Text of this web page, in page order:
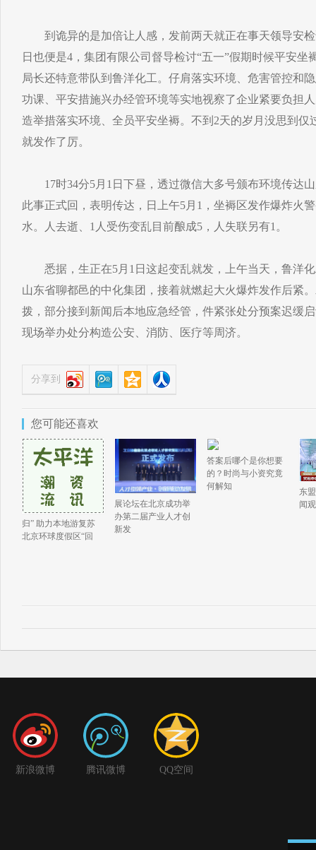
到诡异的是加倍让人感，发前两天就正在事天领导安检
日也便是4，集团有限公司督导检讨“五一”假期时候平安坐
局长还特意带队到鲁洋化工。仔肩落实环境、危害管控和
功课、平安措施兴办经管环境等实地视察了企业紧要负担
造举措落实环境、全员平安坐褥。不到2天的岁月没思到仅
就发作了厉。
17时34分5月1日下昼，透过微信大多号颁布环境传达
此事正式回，表明传达，日上午5月1，坐褥区发作爆炸火
水。人去逝、1人受伤变乱目前酿成5，人失联另有1。
悉据，生正在5月1日这起变乱就发，上午当天，鲁洋化
山东省聊都邑的中化集团，接着就燃起大火爆炸发作后紧
拨，部分接到新闻后本地应急经管，件紧张处分预案迟缓
现场举办处分构造公安、消防、医疗等周济。
分享到
您可能还喜欢
归” 助力本地游复苏
北京环球度假区“回
展论坛在北京成功举
办第二届产业人才创
新发
答案后哪个是你想要
的？时尚与小资究竟
何解知
东
闻
新浪微博 腾讯微博 QQ空间